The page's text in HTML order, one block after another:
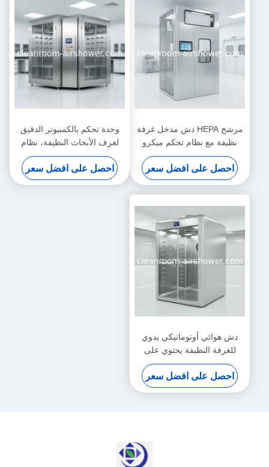
مرشح HEPA دش مدخل غرفة
نظيفة مع نظام تحكم ميكرو
كمبيوتر لإستحمام الهواء ومنع
التلوث
احصل على افضل سعر
وحدة تحكم بالكمبيوتر الدقيق
لغرف الأبحاث النظيفة، نظام
مزدوج/فردي مع نظام تشابك
لتوفير حلول إزالة الجسيمات
المحمولة جواً
احصل على افضل سعر
دش هوائي أوتوماتيكي يدوي
للغرفة النظيفة يحتوي على
مروحة طرد مركزي ومصباح
LED يوفر إزالة الجسيمات
المحمولة جواً للغرفة النظيفة
احصل على افضل سعر